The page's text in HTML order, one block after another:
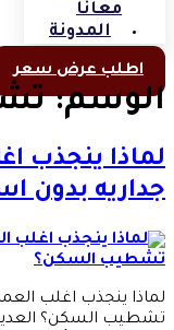
معانا
المدونة
اطلب عرض سعر
الوسم:
لماذا ينجذب
جداريه بدون
لماذا ينجذب اغلب
تشطيب السكن؟